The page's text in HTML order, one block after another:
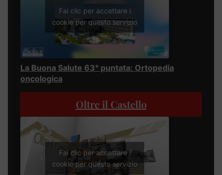
Fai clic per accettare i
cookie per questo servizio
La Buona Salute 63° puntata: Ortopedia
oncologica
Oltre il Castello
Fai clic per accettare i
cookie per questo servizio